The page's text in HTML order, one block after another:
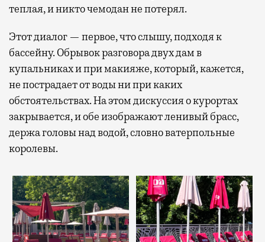
теплая, и никто чемодан не потерял.
Этот диалог — первое, что слышу, подходя к
бассейну. Обрывок разговора двух дам в
купальниках и при макияже, который, кажется,
не пострадает от воды ни при каких
обстоятельствах. На этом дискуссия о курортах
закрывается, и обе изображают ленивый брасс,
держа головы над водой, словно ватерпольные
королевы.